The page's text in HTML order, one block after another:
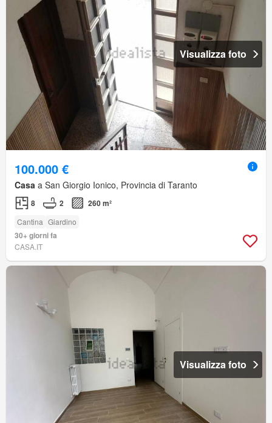
Visualizza foto
100.000 €
Casa a San Giorgio Ionico, Provincia di Taranto
8 2 260 m²
Cantina Giardino
30+ giorni fa
CASA.IT
Visualizza foto